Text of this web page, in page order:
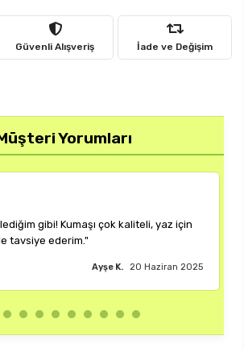
Güvenli Alışveriş İade ve Değişim
Yorumları
yaz için
"Rengi ve kalıbı harika.